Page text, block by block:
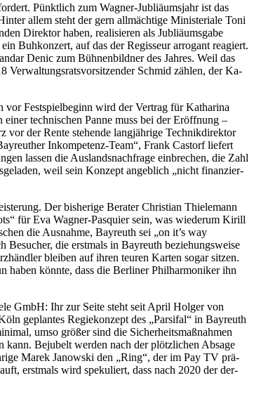
Pünkt­lich zum Wag­ner-Jub­liäums­jahr ist das
al­lem steht der gern all­mäch­ti­ge Mi­nis­te­ria­le Toni
Di­rek­tor ha­ben, rea­li­sie­ren als Jub­liäums­ga­be
Buh­kon­zert, auf das der Re­gis­seur ar­ro­gant re­agiert.
De­nic zum Büh­nen­bild­ner des Jah­res. Weil das
Ver­wal­tungs­rats­vor­sit­zen­der Schmid zäh­len, der Ka­
vor Fest­spiel­be­ginn wird der Ver­trag für Ka­tha­ri­na
tech­ni­schen Pan­ne muss bei der Er­öff­nung –
vor der Ren­te ste­hen­de lang­jäh­ri­ge Tech­nik­di­rek­tor
In­kom­pe­tenz-Team“, Frank Cas­torf lie­fert
las­sen die Aus­lands­nach­fra­ge ein­bre­chen, die Zahl
weil sein Kon­zept an­geb­lich „nicht fi­nan­zier­
Der bis­he­ri­ge Be­ra­ter Chris­ti­an Thie­le­mann
für Eva Wag­ner-Pas­quier sein, was wie­der­um Ki­rill
die Aus­nah­me, Bay­reuth sei „on it’s way
die erst­mals in Bay­reuth be­zie­hungs­wei­se
blei­ben auf ih­ren teu­ren Kar­ten so­gar sit­zen.
ha­ben könn­te, dass die Ber­li­ner Phil­har­mo­ni­ker ihn
GmbH: Ihr zur Sei­te steht seit April Hol­ger von
ge­plan­tes Re­gie­kon­zept des „Par­si­fal“ in Bay­reuth
umso grö­ßer sind die Si­cher­heits­maß­nah­men
kann. Be­ju­belt wer­den nach der plötz­li­chen Ab­sa­ge
Ma­rek Ja­now­ski den „Ring“, der im Pay TV prä­
erst­mals wird spe­ku­liert, dass nach 2020 der der­